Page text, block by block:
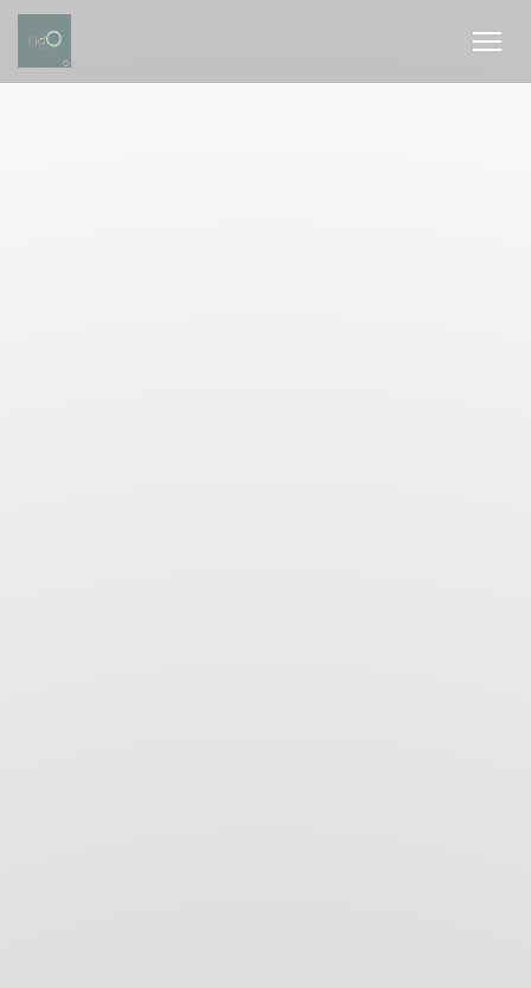
Πίνακας διαχείρισης "Μπισκότων" (Cookies)